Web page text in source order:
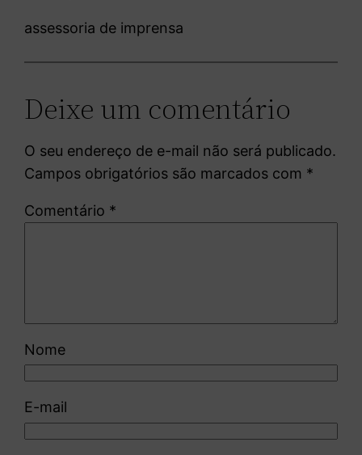
assessoria de imprensa
Deixe um comentário
O seu endereço de e-mail não será publicado.
Campos obrigatórios são marcados com *
Comentário *
Nome
E-mail